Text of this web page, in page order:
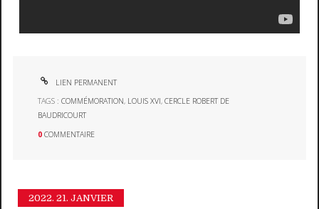
LIEN PERMANENT
TAGS :COMMÉMORATION, LOUIS XVI,CERCLE ROBERT DE
BAUDRICOURT
0 COMMENTAIRE
2022. 21. JANVIER